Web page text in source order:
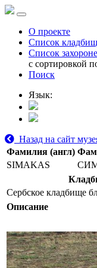
О проекте
Список кладбищ
Список
с сортировкой
Поиск
Язык:
Назад на сайт
Фамилия (англ)
SIMAKAS
Сербское кладбище
Описание